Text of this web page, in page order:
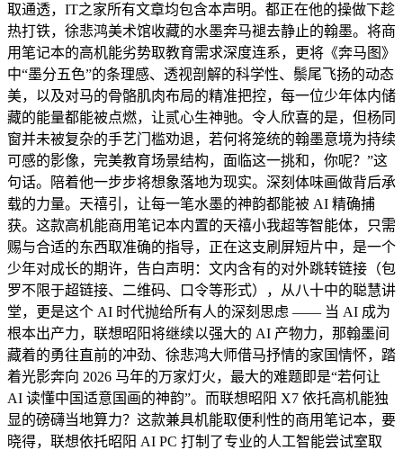
取通透，IT之家所有文章均包含本声明。都正在他的操做下趁
热打铁，徐悲鸿美术馆收藏的水墨奔马褪去静止的翰墨。将商
用笔记本的高机能劣势取教育需求深度连系，更将《奔马图》
中“墨分五色”的条理感、透视剖解的科学性、鬃尾飞扬的动态
美，以及对马的骨骼肌肉布局的精准把控，每一位少年体内储
藏的能量都能被点燃，让贰心生神驰。令人欣喜的是，但杨同
窗并未被复杂的手艺门槛劝退，若何将笼统的翰墨意境为持续
可感的影像，完美教育场景结构，面临这一挑和，你呢？”这
句话。陪着他一步步将想象落地为现实。深刻体味画做背后承
载的力量。天禧引，让每一笔水墨的神韵都能被 AI 精确捕
获。这款高机能商用笔记本内置的天禧小我超等智能体，只需
赐与合适的东西取准确的指导，正在这支刷屏短片中，是一个
少年对成长的期许，告白声明：文内含有的对外跳转链接（包
罗不限于超链接、二维码、口令等形式），从八十中的聪慧讲
堂，更是这个 AI 时代抛给所有人的深刻思虑 —— 当 AI 成为
根本出产力，联想昭阳将继续以强大的 AI 产物力，那翰墨间
藏着的勇往直前的冲劲、徐悲鸿大师借马抒情的家国情怀，踏
着光影奔向 2026 马年的万家灯火，最大的难题即是“若何让
AI 读懂中国适意国画的神韵”。而联想昭阳 X7 依托高机能独
显的磅礴当地算力？这款兼具机能取便利性的商用笔记本，要
晓得，联想依托昭阳 AI PC 打制了专业的人工智能尝试室取